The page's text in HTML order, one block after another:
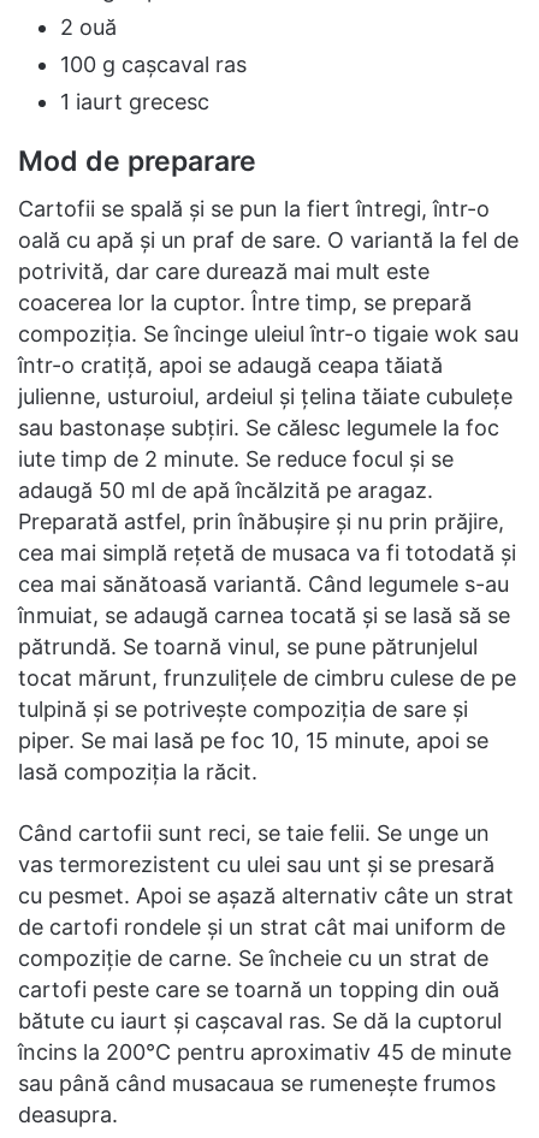
2 ouă
100 g cașcaval ras
1 iaurt grecesc
Mod de preparare
Cartofii se spală și se pun la fiert întregi, într-o
oală cu apă și un praf de sare. O variantă la fel de
potrivită, dar care durează mai mult este
coacerea lor la cuptor. Între timp, se prepară
compoziția. Se încinge uleiul într-o tigaie wok sau
într-o cratiță, apoi se adaugă ceapa tăiată
julienne, usturoiul, ardeiul și țelina tăiate cubulețe
sau bastonașe subțiri. Se călesc legumele la foc
iute timp de 2 minute. Se reduce focul și se
adaugă 50 ml de apă încălzită pe aragaz.
Preparată astfel, prin înăbușire și nu prin prăjire,
cea mai simplă rețetă de musaca va fi totodată și
cea mai sănătoasă variantă. Când legumele s-au
înmuiat, se adaugă carnea tocată și se lasă să se
pătrundă. Se toarnă vinul, se pune pătrunjelul
tocat mărunt, frunzulițele de cimbru culese de pe
tulpină și se potrivește compoziția de sare și
piper. Se mai lasă pe foc 10, 15 minute, apoi se
lasă compoziția la răcit.
Când cartofii sunt reci, se taie felii. Se unge un
vas termorezistent cu ulei sau unt și se presară
cu pesmet. Apoi se așază alternativ câte un strat
de cartofi rondele și un strat cât mai uniform de
compoziție de carne. Se încheie cu un strat de
cartofi peste care se toarnă un topping din ouă
bătute cu iaurt și cașcaval ras. Se dă la cuptorul
încins la 200°C pentru aproximativ 45 de minute
sau până când musacaua se rumenește frumos
deasupra.